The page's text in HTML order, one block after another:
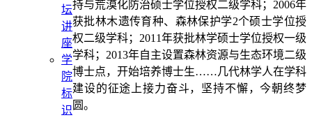
坛
讲
座
学
院
标
识
持与荒漠化防治硕士学位授权二级学科；2006年
获批林木遗传育种、森林保护学2个硕士学位授
权二级学科；2011年获批林学硕士学位授权一级
学科；2013年自主设置森林资源与生态环境二级
博士点，开始培养博士生……几代林学人在学科
建设的征途上接力奋斗，坚持不懈，今朝终梦
圆。